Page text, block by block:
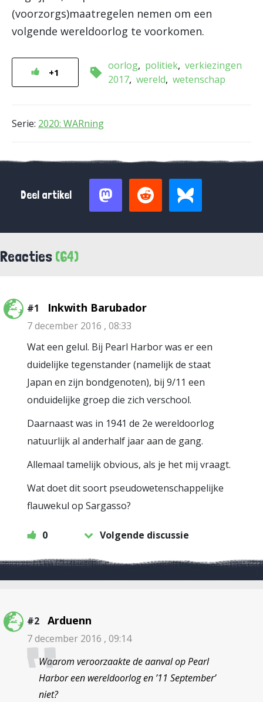
(voorzorgs)maatregelen nemen om een
volgende wereldoorlog te voorkomen.
+1
oorlog politiek verkiezingen
2017 wereld wetenschap
Serie: 2020: WARning
Deel artikel
Reacties (64)
#1 Inkwith Barubador
7 december 2016 , 08:33
Wat een gelul. Bij Pearl Harbor was er een
duidelijke tegenstander (namelijk de staat
Japan en zijn bondgenoten), bij 9/11 een
onduidelijke groep die zich verschool.
Daarnaast was in 1941 de 2e wereldoorlog
natuurlijk al anderhalf jaar aan de gang.
Allemaal tamelijk obvious, als je het mij vraagt.
Wat doet dit soort pseudowetenschappelijke
flauwekul op Sargasso?
0 Volgende discussie
#2 Arduenn
7 december 2016 , 09:14
Waarom veroorzaakte de aanval op Pearl
Harbor een wereldoorlog en ’11 September’
niet?